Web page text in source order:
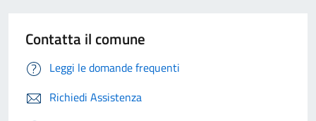
Contatta il comune
Leggi le domande frequenti
Richiedi Assistenza